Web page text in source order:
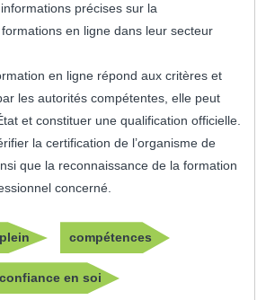
précises sur la
en ligne dans leur secteur
en ligne répond aux critères et
les autorités compétentes, elle peut
et constituer une qualification officielle.
la certification de l’organisme de
que la reconnaissance de la formation
concerné.
compétences
confiance en soi